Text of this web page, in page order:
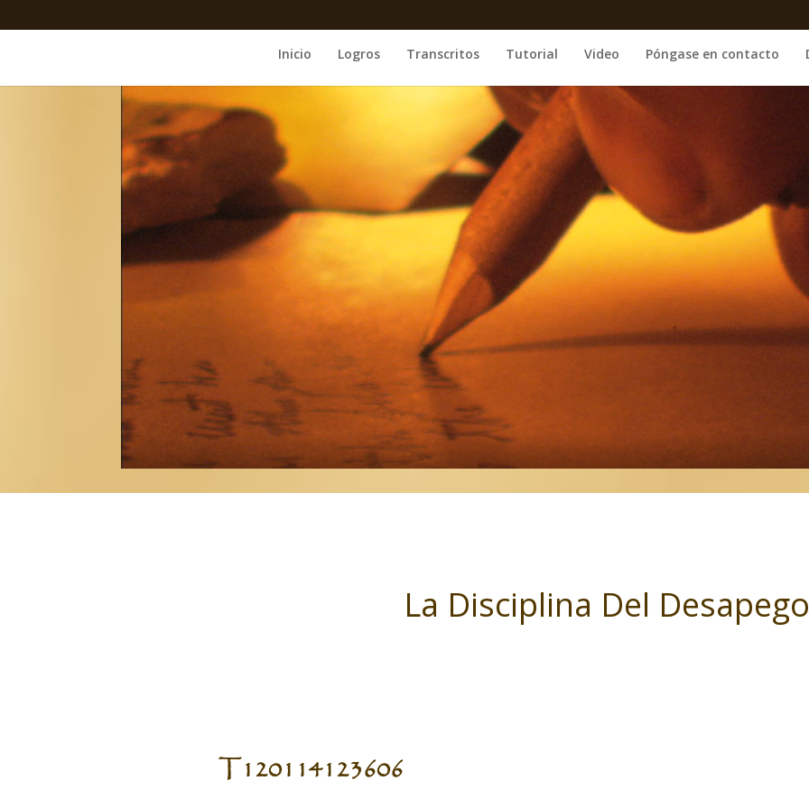
Inicio Logros Transcritos Tutorial Video Póngase en contacto
La Disciplina Del Desapego
T120114123606